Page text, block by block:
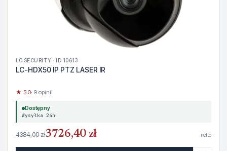
LC SECURITY · ID 10613
LC-HDX50 IP PTZ LASER IR
★ 5.0· 9 opinii
Dostępny
Wysyłka 24h
4384,00 zł3726,40 zł netto